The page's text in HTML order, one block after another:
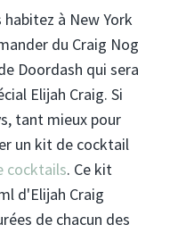
à New York
du Craig Nog
Doordash qui sera
Elijah Craig. Si
tant mieux pour
un kit de cocktail
cocktails. Ce kit
d'Elijah Craig
de chacun des